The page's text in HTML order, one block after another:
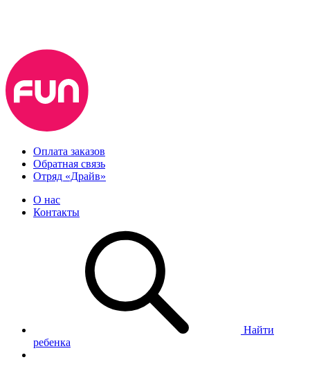
Оплата заказов
Обратная связь
Отряд «Драйв»
О нас
Контакты
Найти
ребенка